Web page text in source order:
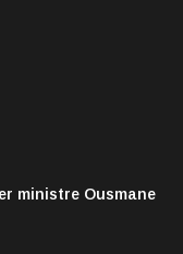
ministre Ousmane